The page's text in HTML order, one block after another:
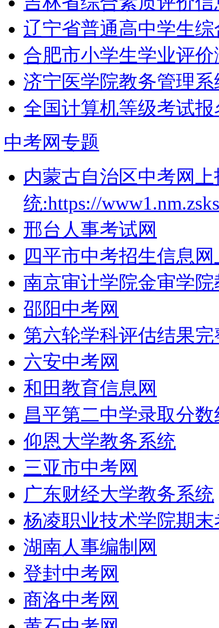
辽宁省普通高中学生
合肥市小学生学业评
济宁医学院教务管理系
全国计算机等级考试报
中考网专题
内蒙古自治区中考网
统:https://
邢台人事考试网
四平市中考招生信息
南京审计学院金审学
邵阳中考网
第六轮学科评估结果
六安中考网
和田教育信息网
昌平第二中学录取分数
仰恩大学教务系统
三亚市中考网
广东财经大学教务系统
杨凌职业技术学院期
湖南人事编制网
登封中考网
商洛中考网